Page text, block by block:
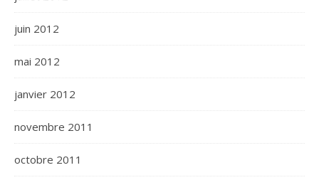
juin 2012
mai 2012
janvier 2012
novembre 2011
octobre 2011